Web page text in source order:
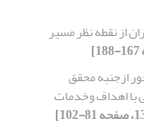
از نقطه نظر مسیر
ازجنبه محقق
با اهداف وخدمات